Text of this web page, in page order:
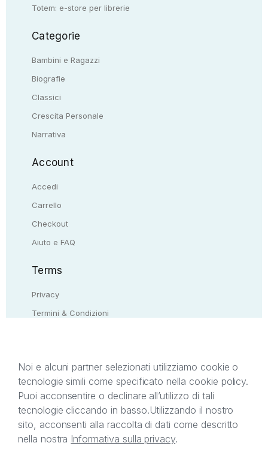
Totem: e-store per librerie
Categorie
Bambini e Ragazzi
Biografie
Classici
Crescita Personale
Narrativa
Account
Accedi
Carrello
Checkout
Aiuto e FAQ
Terms
Privacy
Termini & Condizioni
Il presente sito web è di proprietà di StreetLib S.r.l.
C.F. e P.IVA 05338720963. StreetLib S.r.l. è
titolare di tutti i diritti di proprietà intellettuale
afferenti ai marchi, loghi e segni distintivi presenti
sul sito web. Si invita l’utente a prendere visione
Noi e alcuni partner selezionati utilizziamo cookie o
tecnologie simili come specificato nella cookie policy.
Puoi acconsentire o declinare all’utilizzo di tali
tecnologie cliccando in basso.Utilizzando il nostro
sito, acconsenti alla raccolta di dati come descritto
nella nostra Informativa sulla privacy.